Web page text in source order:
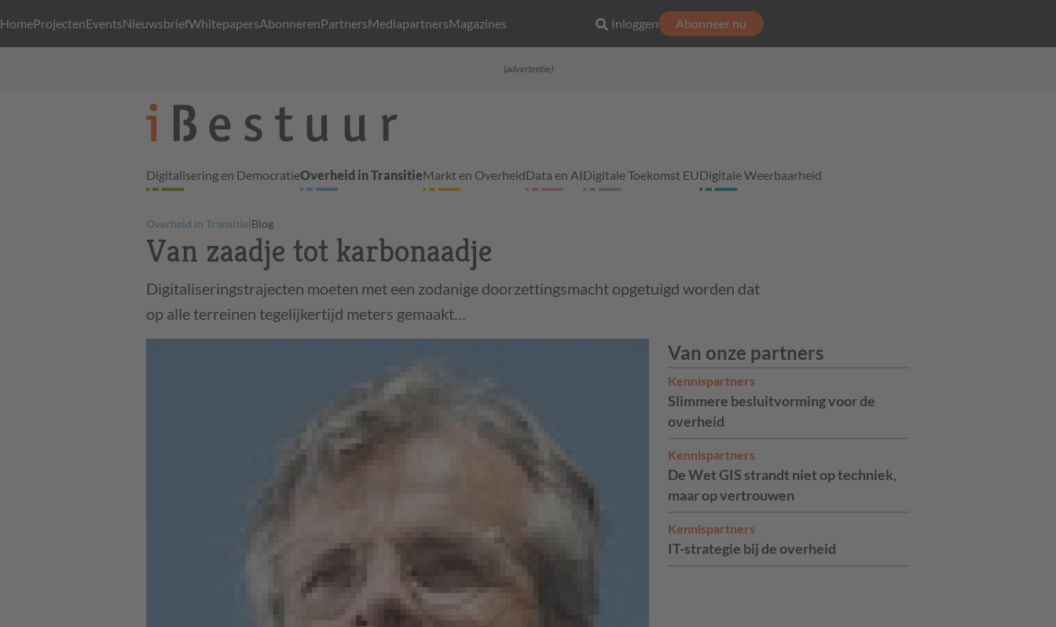
HomeProjectenEventsNieuwsbriefWhitepapersAbonnerenPartnersMediapartnersMagazines Inloggen Abonneer nu
(advertentie)
Digitalisering en DemocratieOverheid in TransitieMarkt en OverheidData en AIDigitale Toekomst EUDigitale Weerbaarheid
Overheid in Transitie|Blog
Van zaadje tot karbonaadje
Digitaliseringstrajecten moeten met een zodanige doorzettingsmacht opgetuigd worden dat
op alle terreinen tegelijkertijd meters gemaakt…
Van onze partners
Kennispartners
Slimmere besluitvorming voor de
overheid
Kennispartners
De Wet GIS strandt niet op techniek,
maar op vertrouwen
Kennispartners
IT-strategie bij de overheid